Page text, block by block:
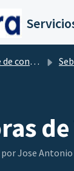
principal
Jose Antonio